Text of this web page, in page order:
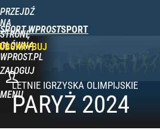
PRZEJDŹ
NA
STRONĘ
GŁÓWNĄ
WPROST.PL
SPORT WPROST
ZALOGUJ
MENUPARYŻ 2024